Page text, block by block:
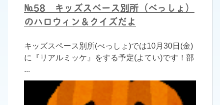
№58 キッズスペース別所（べっしょ）
のハロウィン＆クイズだよ
キッズスペース別所(べっしょ)では10月30日(金)
に『リアルミッケ』をする予定(よてい)です！部
...